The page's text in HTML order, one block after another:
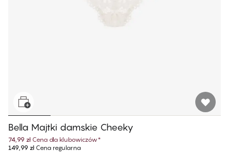
Bella Majtki damskie Cheeky
74,99 zł Cena dla klubowiczów*
149,99 złCena regularna